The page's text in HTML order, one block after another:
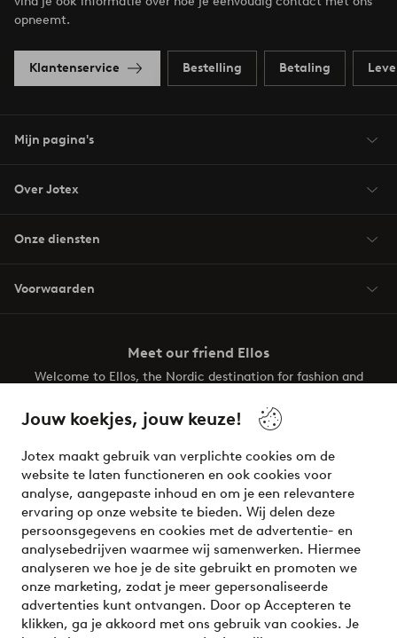
Jouw koekjes, jouw keuze!
Jotex maakt gebruik van verplichte cookies om de
website te laten functioneren en ook cookies voor
analyse, aangepaste inhoud en om je een relevantere
ervaring op onze website te bieden. Wij delen deze
persoonsgegevens en cookies met de advertentie- en
analysebedrijven waarmee wij samenwerken. Hiermee
analyseren we hoe je de site gebruikt en promoten we
onze marketing, zodat je meer gepersonaliseerde
advertenties kunt ontvangen. Door op Accepteren te
klikken, ga je akkoord met ons gebruik van cookies. Je
opneemt.
Klantenservice Bestelling Betaling
Mijn pagina's
Over Jotex
Onze diensten
Voorwaarden
Meet our friend Ellos
Welcome to Ellos, the Nordic destination for fashion and
your wardrobe. Your next inspiring look is here!
Veilig betalen - Nu betalen of opsplitsen
Wil je meer weten over onze betaalopties?